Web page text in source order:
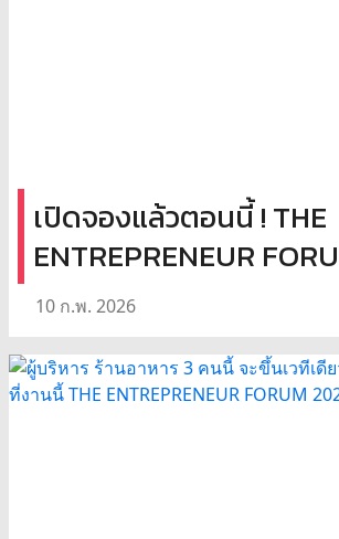
เปิดจองแล้วตอนนี้ ! THE
ENTREPRENEUR
10 ก.พ. 2026